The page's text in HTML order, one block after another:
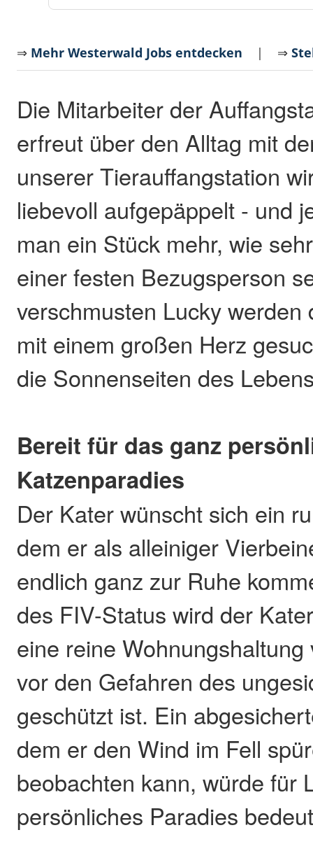
⇒ Mehr Westerwald Jobs entdecken | ⇒
Die Mitarbeiter der
erfreut über den Alltag mit
unserer Tierauffangstation
liebevoll aufgepäppelt - und
man ein Stück mehr, wie
einer festen Bezugsperson
verschmusten Lucky werden
mit einem großen Herz
die Sonnenseiten des
Bereit für das ganz
Katzenparadies
Der Kater wünscht sich ein
dem er als alleiniger
endlich ganz zur Ruhe
des FIV-Status wird der
eine reine
vor den Gefahren des
geschützt ist. Ein
dem er den Wind im Fell
beobachten kann, würde für
persönliches Paradies